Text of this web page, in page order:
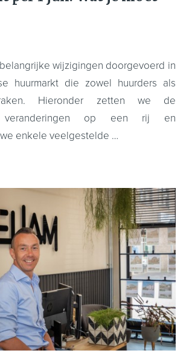
belangrijke wijzigingen doorgevoerd in
huurmarkt die zowel huurders als
raken. Hieronder zetten we de
veranderingen op een rij en
enkele veelgestelde …